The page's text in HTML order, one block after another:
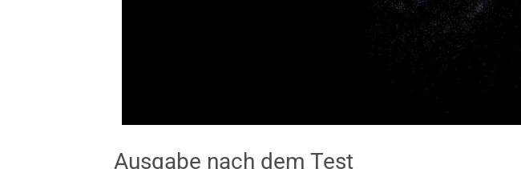
Ausgabe nach dem Test